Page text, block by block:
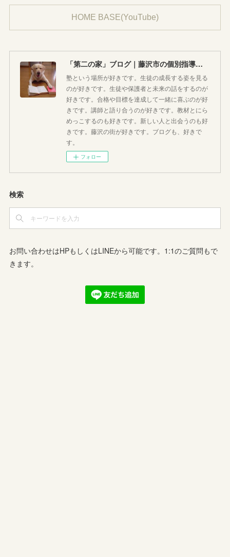
HOME BASE(YouTube)
「第二の家」ブログ｜藤沢市の個別指導塾のお話
塾という場所が好きです。生徒の成長する姿を見る
のが好きです。生徒や保護者と未来の話をするのが
好きです。合格や目標を達成して一緒に喜ぶのが好
きです。講師と語り合うのが好きです。教材とにら
めっこするのも好きです。新しい人と出会うのも好
きです。藤沢の街が好きです。ブログも、好きで
す。
フォロー
検索
お問い合わせはHPもしくはLINEから可能です。1:1のご質問もで
きます。